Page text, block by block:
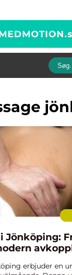
Jönköping:
erbjuder en